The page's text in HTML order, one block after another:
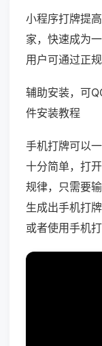
小程序打牌提
家，快速成为
用户可通过正
辅助安装，可
件安装教程
手机打牌可以
十分简单，打
规律，只需要
生成出手机打
或者使用手机